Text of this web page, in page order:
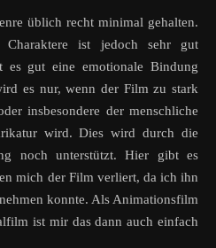
üblich recht minimal gehalten.
ist jedoch sehr gut
es gut eine emotionale Bindung
es nur, wenn der Film zu stark
insbesondere der menschliche
wird. Dies wird durch die
noch unterstützt. Hier gibt es
mich der Film verliert, da ich ihn
konnte. Als Animationsfilm
ist mir das dann auch einfach